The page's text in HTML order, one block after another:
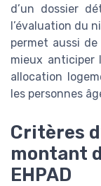
d’un dossier
l’évaluation du
permet aussi
mieux anticiper
allocation
les personnes
Critères
montant
EHPAD